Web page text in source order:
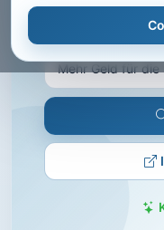
Care konkret,